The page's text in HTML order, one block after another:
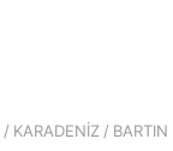
/ KARADENİZ / BARTIN